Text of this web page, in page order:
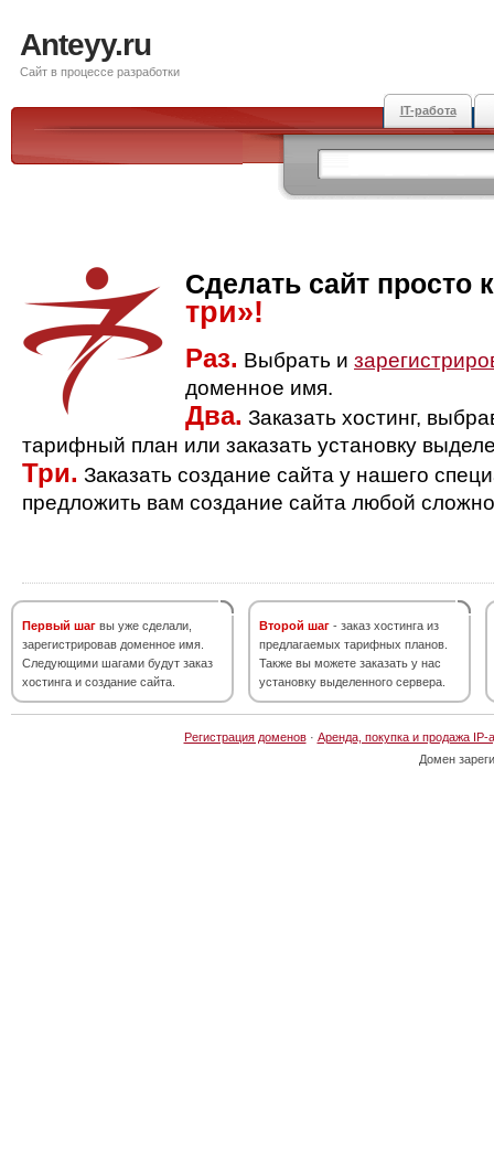
Anteyy.ru
Сайт в процессе разработки
IT-работа
Сделать сайт просто
три»!
Раз. Выбрать и
доменное имя.
Два. Заказать хостинг,
тарифный план или заказать установку
Три. Заказать создание сайта у нашего
предложить вам создание сайта любой
Первый шаг вы уже сделали,
зарегистрировав доменное имя.
Следующими шагами будут заказ
хостинга и создание сайта.
Второй шаг - заказ хостинга из
предлагаемых тарифных планов.
Также вы можете заказать у нас
установку выделенного сервера.
Регистрация доменов· Аренда, покупка и продажа IP-
Домен